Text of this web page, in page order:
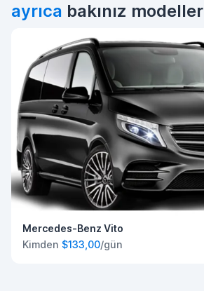
ayrıca bakınız modeller
Mercedes-Benz Vito
Kimden $133,00/gün